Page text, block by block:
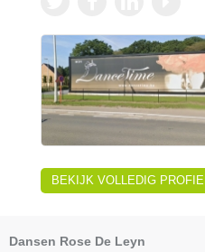
BEKIJK VOLLEDIG PROFIEL
Dansen Rose De Leyn